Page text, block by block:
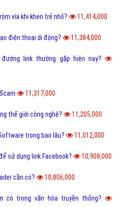
vía khi khen trẻ nhỏ? 11,414,000
điện thoại di động? 11,384,000
link thường gặp hiện nay?
11,317,000
thế giới công nghệ? 11,205,000
trong bao lâu? 11,012,000
sử dụng link Facebook? 10,908,000
cần có? 10,806,000
có trong văn hóa truyền thống?